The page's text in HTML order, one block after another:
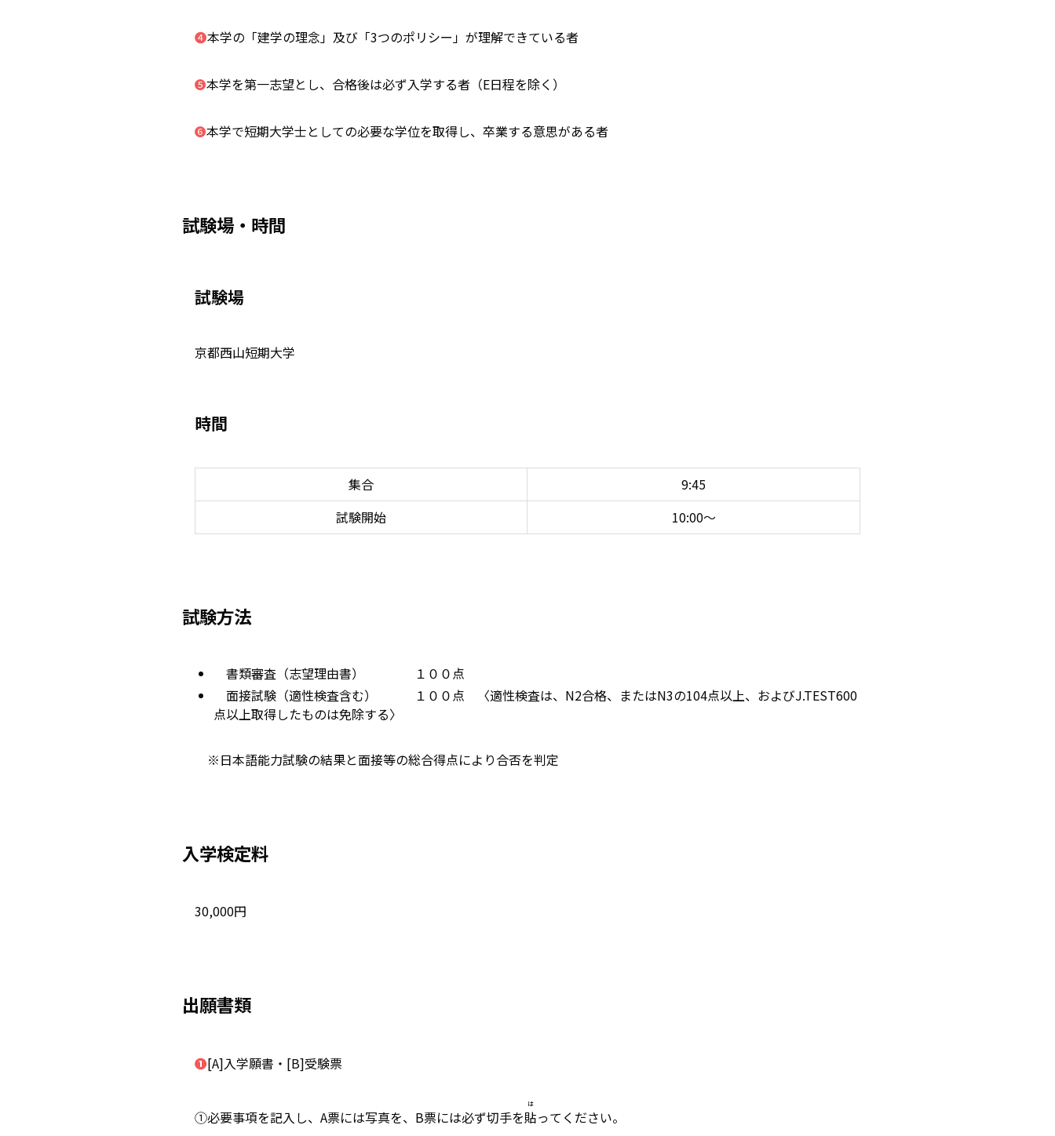
❹本学の「建学の理念」及び「3つのポリシー」が理解できている者
❺本学を第一志望とし、合格後は必ず入学する者（E日程を除く）
❻本学で短期大学士としての必要な学位を取得し、卒業する意思がある者
試験場・時間
試験場
京都西山短期大学
時間
集合
9:45
試験開始
10:00～
試験方法
書類審査（志望理由書） １００点
面接試験（適性検査含む） １００点 〈適性検査は、N2合格、またはN3の104点以上、およびJ.TEST600
点以上取得したものは免除する〉
※日本語能力試験の結果と面接等の総合得点により合否を判定
入学検定料
30,000円
出願書類
❶[A]入学願書・[B]受験票
①必要事項を記入し、A票には写真を、B票には必ず切手を貼
は
ってください。